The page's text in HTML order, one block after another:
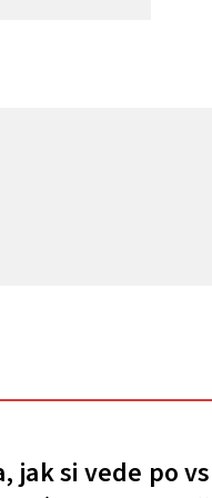
jak si vede po